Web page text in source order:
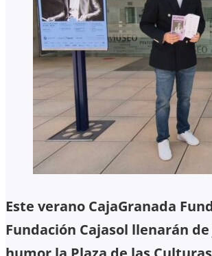
Este verano CajaGranada
Fundación Cajasol llenarán de